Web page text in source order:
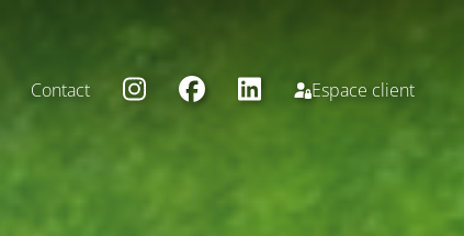
Contact Espace client